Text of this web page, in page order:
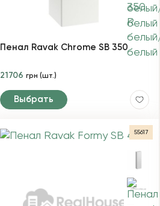
Пенал Ravak Chrome SB 350
21706 грн (шт.)
Выбрать
55617